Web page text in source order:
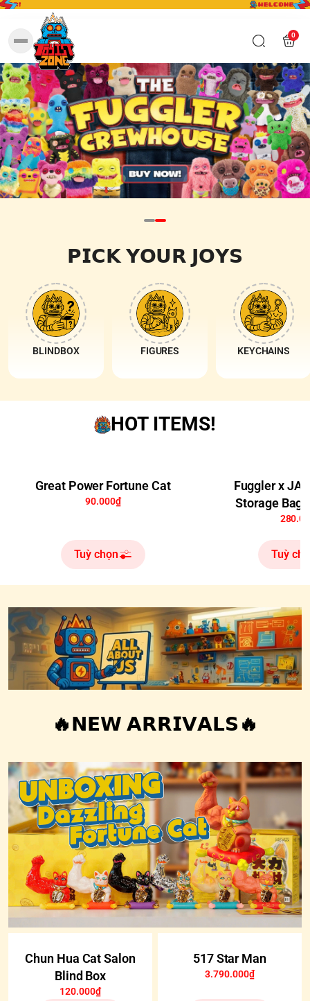
0
𝗣𝗜𝗖𝗞 𝗬𝗢𝗨𝗥 𝗝𝗢𝗬𝗦
BLINDBOX FIGURES KEYCHAINS
HOT ITEMS!
Great Power Fortune Cat
90.000₫
Tuỳ chọn
Fuggler x
Storage Bag
Tuỳ
🔥𝗡𝗘𝗪 𝗔𝗥𝗥𝗜𝗩𝗔𝗟𝗦🔥
Chun Hua Cat Salon
Blind Box
120.000₫
517 Star Man
3.790.000₫